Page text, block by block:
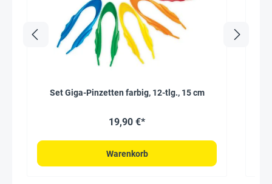
Set Giga-Pinzetten farbig, 12-tlg., 15 cm
19,90 €*
Warenkorb